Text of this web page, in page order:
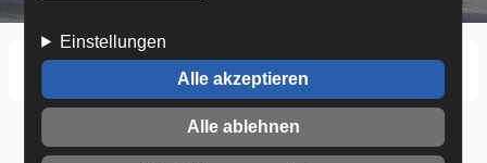
Einstellungen
Alle akzeptieren
Alle ablehnen
Startseite 20180320_070854_r2.jpg
20180320_070854_r2.jpg